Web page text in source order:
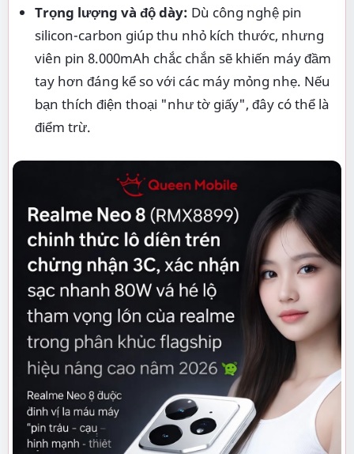
Trọng lượng và độ dày: Dù công nghệ pin
silicon-carbon giúp thu nhỏ kích thước, nhưng
viên pin 8.000mAh chắc chắn sẽ khiến máy đầm
tay hơn đáng kể so với các máy mỏng nhẹ. Nếu
bạn thích điện thoại "như tờ giấy", đây có thể là
điểm trừ.